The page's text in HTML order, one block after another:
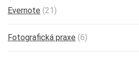
Evernote (21)
Fotografická praxe (6)